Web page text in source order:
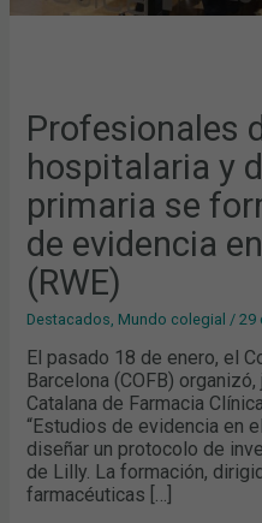
Profesionales
hospitalaria y
primaria se
de evidencia
(RWE)
Destacados, Mundo colegial /29
El pasado 18 de enero, el
Barcelona (COFB)
Catalana de Farmacia
“Estudios de evidencia en
diseñar un protocolo de
de Lilly. La formación,
farmacéuticas […]
REAL